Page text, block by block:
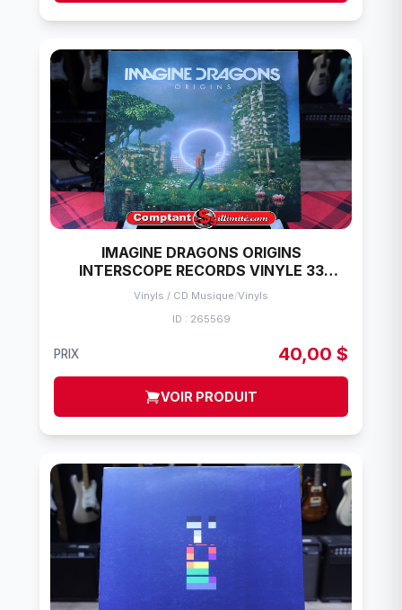
IMAGINE DRAGONS ORIGINS
INTERSCOPE RECORDS VINYLE 33
TOURS
Vinyls / CD Musique/Vinyls
ID : 265569
PRIX 40,00 $
VOIR PRODUIT